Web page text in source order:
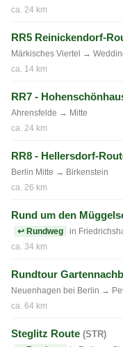
ca. 24 km
RR5 Reinickendorf-
Märkisches Viertel →
ca. 14 km
RR7 -
Ahrensfelde → Mitte
ca. 24 km
RR8 - Hellersdorf-
Berlin Mitte → Birkenstein
ca. 26 km
Rund um den
↩ Rundweg
in
ca. 34 km
Rundtour
Neuenhagen bei Berlin →
ca. 64 km
Steglitz Route (STR)